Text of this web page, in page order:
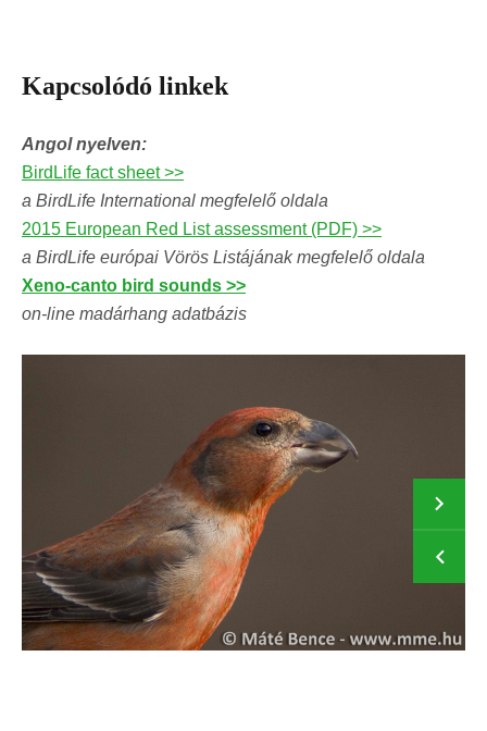
Kapcsolódó linkek
Angol nyelven:
BirdLife fact sheet >>
a BirdLife International megfelelő oldala
2015 European Red List assessment (PDF) >>
a BirdLife európai Vörös Listájának megfelelő oldala
Xeno-canto bird sounds >>
on-line madárhang adatbázis